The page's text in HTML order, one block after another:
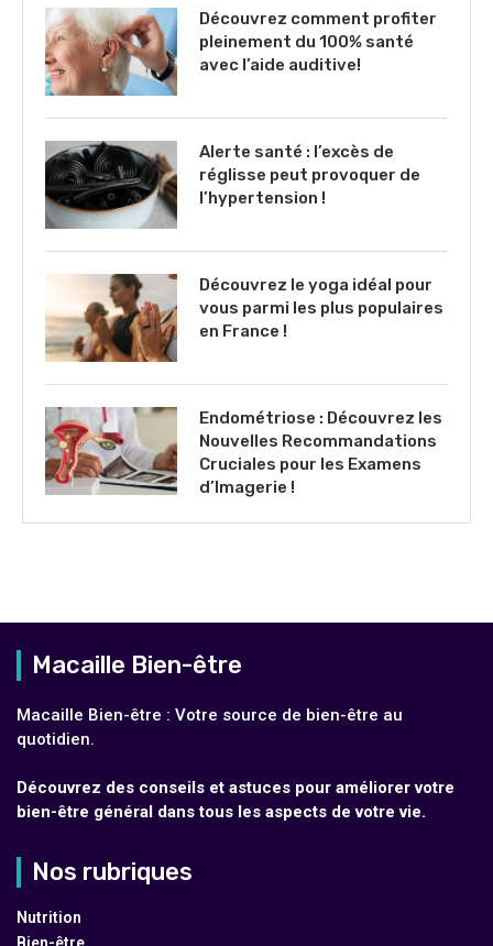
Découvrez comment profiter
pleinement du 100% santé
avec l’aide auditive!
Alerte santé : l’excès de
réglisse peut provoquer de
l’hypertension !
Découvrez le yoga idéal pour
vous parmi les plus populaires
en France !
Endométriose : Découvrez les
Nouvelles Recommandations
Cruciales pour les Examens
d’Imagerie !
Macaille Bien-être
Macaille Bien-être : Votre source de bien-être au
quotidien.
Découvrez des conseils et astuces pour améliorer votre
bien-être général dans tous les aspects de votre vie.
Nos rubriques
Nutrition